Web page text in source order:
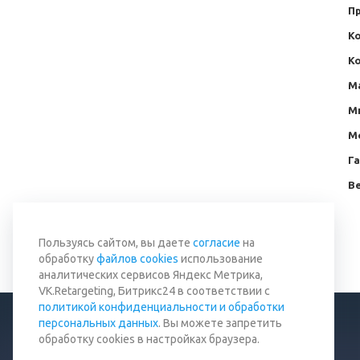
Вернуться к списку
Пользуясь сайтом, вы даете согласие на
обработкуфайлов cookies использование
аналитических сервисов Яндекс Метрика,
VK.Retargeting, Битрикс24 в соответствии с
политикой конфиденциальности и обработки
персональных данных. Вы можете запретить
обработку cookies в настройках браузера.